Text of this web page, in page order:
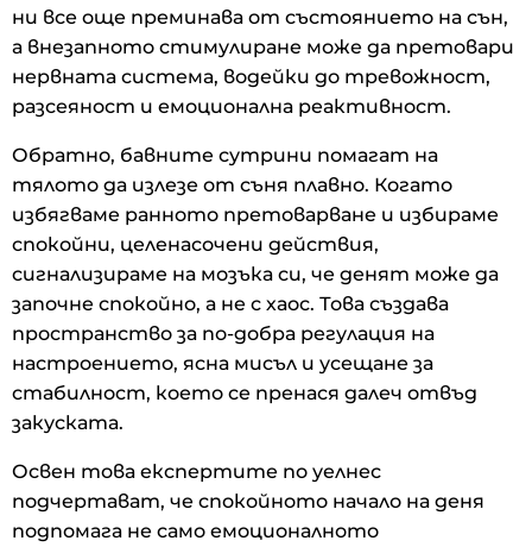
ни все още преминава от състоянието на сън,
а внезапното стимулиране може да претовари
нервната система, водейки до тревожност,
разсеяност и емоционална реактивност.
Обратно, бавните сутрини помагат на
тялото да излезе от съня плавно. Когато
избягваме ранното претоварване и избираме
спокойни, целенасочени действия,
сигнализираме на мозъка си, че денят може да
започне спокойно, а не с хаос. Това създава
пространство за по-добра регулация на
настроението, ясна мисъл и усещане за
стабилност, което се пренася далеч отвъд
закуската.
Освен това експертите по уелнес
подчертават, че спокойното начало на деня
подпомага не само емоционалното